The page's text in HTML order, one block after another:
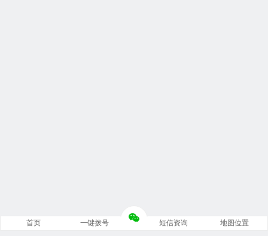
首页 一键拨号 短信资询 地图位置